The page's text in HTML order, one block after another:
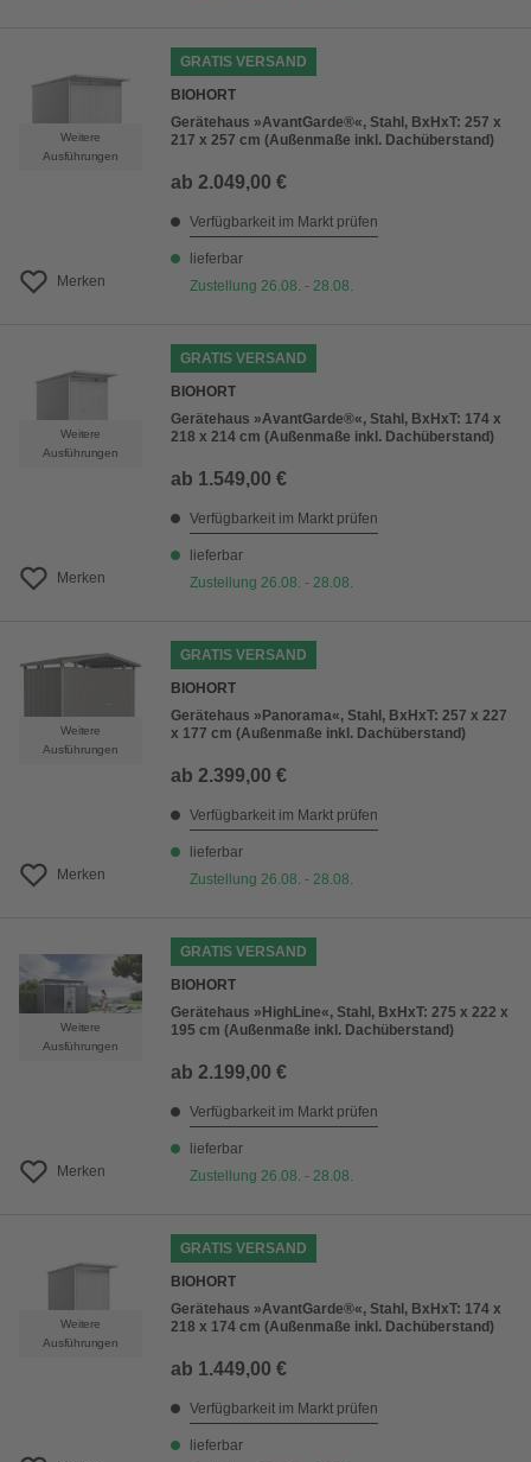
Weitere
Ausführungen
Merken
GRATIS VERSAND
BIOHORT
Gerätehaus »AvantGarde®«, Stahl, BxHxT: 257 x
217 x 257 cm (Außenmaße inkl. Dachüberstand)
ab 2.049,00 €
Verfügbarkeit im Markt prüfen
lieferbar
Zustellung 26.08. - 28.08.
Weitere
Ausführungen
Merken
GRATIS VERSAND
BIOHORT
Gerätehaus »AvantGarde®«, Stahl, BxHxT: 174 x
218 x 214 cm (Außenmaße inkl. Dachüberstand)
ab 1.549,00 €
Verfügbarkeit im Markt prüfen
lieferbar
Zustellung 26.08. - 28.08.
Weitere
Ausführungen
Merken
GRATIS VERSAND
BIOHORT
Gerätehaus »Panorama«, Stahl, BxHxT: 257 x 227
x 177 cm (Außenmaße inkl. Dachüberstand)
ab 2.399,00 €
Verfügbarkeit im Markt prüfen
lieferbar
Zustellung 26.08. - 28.08.
Weitere
Ausführungen
Merken
GRATIS VERSAND
BIOHORT
Gerätehaus »HighLine«, Stahl, BxHxT: 275 x 222 x
195 cm (Außenmaße inkl. Dachüberstand)
ab 2.199,00 €
Verfügbarkeit im Markt prüfen
lieferbar
Zustellung 26.08. - 28.08.
Weitere
Ausführungen
GRATIS VERSAND
BIOHORT
Gerätehaus »AvantGarde®«, Stahl, BxHxT: 174 x
218 x 174 cm (Außenmaße inkl. Dachüberstand)
ab 1.449,00 €
Verfügbarkeit im Markt prüfen
lieferbar